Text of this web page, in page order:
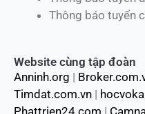
Thông báo tuyển
Website cùng tập đoàn
Anninh.org |
Timdat.com.vn |